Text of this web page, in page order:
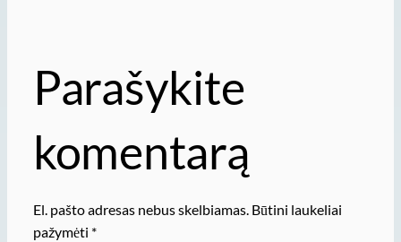
Parašykite
komentarą
El. pašto adresas nebus skelbiamas. Būtini laukeliai
pažymėti *